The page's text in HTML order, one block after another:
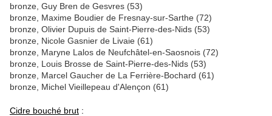
bronze, Guy Bren de Gesvres (53)
bronze, Maxime Boudier de Fresnay-sur-Sarthe (72)
bronze, Olivier Dupuis de Saint-Pierre-des-Nids (53)
bronze, Nicole Gasnier de Livaie (61)
bronze, Maryne Lalos de Neufchâtel-en-Saosnois (72)
bronze, Louis Brosse de Saint-Pierre-des-Nids (53)
bronze, Marcel Gaucher de La Ferrière-Bochard (61)
bronze, Michel Vieillepeau d'Alençon (61)
Cidre bouché brut :